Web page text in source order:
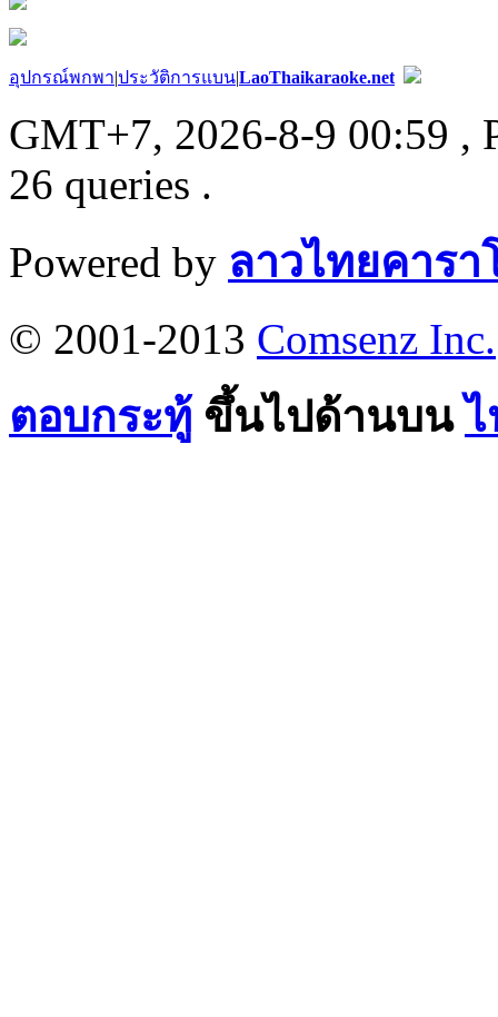
อุปกรณ์พกพา|ประวัติการแบน|LaoThaikaraoke.net
GMT+7, 2026-8-9 00:59 ,
26 queries .
Powered by ลาวไทยคารา
© 2001-2013 Comsenz Inc.
ตอบกระทู้ ขึ้นไปด้านบน